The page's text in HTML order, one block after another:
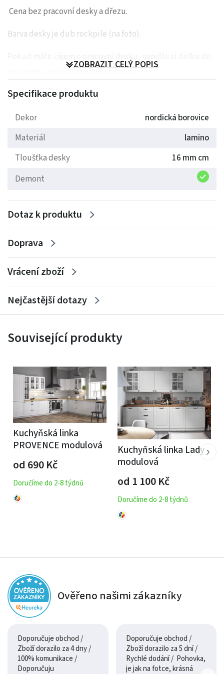
Cena bez pracovní desky a dřezu.
Barva desky je dub rockpile (na foto).
Pokud máte zájem o pracovní desku, napište si délku do
poznámky, poté Vám cenu upravíme.
Rozměry: vrchní skříňky: výška 72cm, hloubka 32cm.
dolní skříňky: výška 82cm, hloubka 47cm.
W40S 127x40x32cm, K120 126x120x32cm
D40SP, D60P, D60R: výška 212cm.
ZOBRAZIT CELÝ POPIS
Specifikace produktu
Dekor
nordická borovice
Materiál
lamino
Tloušťka desky
16 mm cm
Demont
Dotaz k produktu
Doprava
Vrácení zboží
Nejčastější dotazy
Související produkty
Kuchyňská linka
PROVENCE modulová
od 690Kč
Doručíme do 2-8 týdnů
Kuchyňská linka Lady -
modulová
od 1 100Kč
Doručíme do 2-8 týdnů
Ověřeno našimi zákazníky
Doporučuje obchod /
Zboží dorazilo za 4 dny /
100% komunikace /
Doporučuju
Doporučuje obchod /
Zboží dorazilo za 5 dní /
Rychlé dodání / Pohovka,
je jak na fotce, krásná